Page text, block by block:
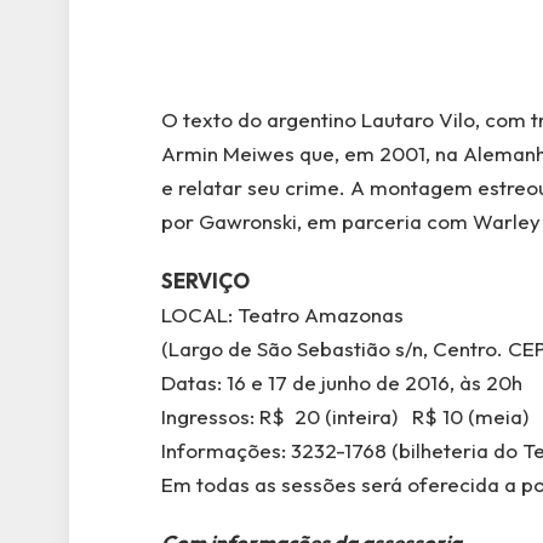
O texto do argentino Lautaro Vilo, com
Armin Meiwes que, em 2001, na
e relatar seu crime. A montagem
por Gawronski, em parceria com
SERVIÇO
LOCAL: Teatro Amazonas
(Largo de São Sebastião s/n, Centro.
Datas: 16 e 17 de junho de 2016, às 20h
Ingressos: R$ 20 (inteira) R$ 10 (meia)
Informações: 3232-1768 (bilheteria do
Em todas as sessões será oferecida a